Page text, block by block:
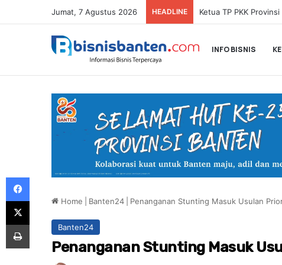
Jumat, 7 Agustus 2026 HEADLINE
INFO BISNIS
Home Banten24 Penanganan Stunting Masuk Usulan
Banten24
Penanganan Stunting Masuk
Facebook